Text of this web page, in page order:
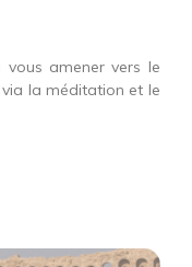
amener vers le
la méditation et le